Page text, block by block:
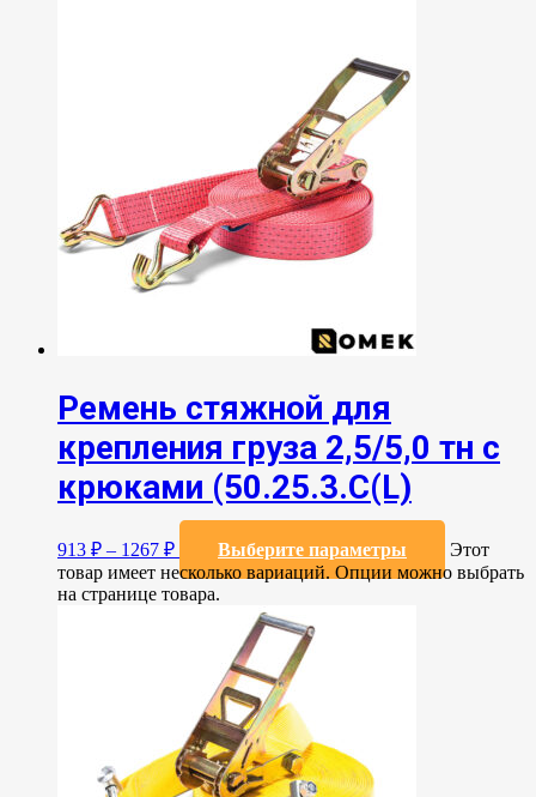
Ремень стяжной для
крепления груза 2,5/5,0 тн с
крюками (50.25.3.C(L)
913 ₽ – 1267 ₽ Выберите параметры
Этот
товар имеет несколько вариаций. Опции можно выбрать
на странице товара.